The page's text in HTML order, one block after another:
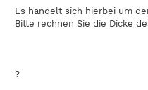
Es handelt sich hierbei um
Bitte rechnen Sie die Dicke
?